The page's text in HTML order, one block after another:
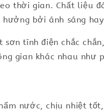
thời gian. Chất liệu
bởi ánh sáng
sơn tĩnh điện chắc
gian khác nhau như
nước, chịu nhiệt